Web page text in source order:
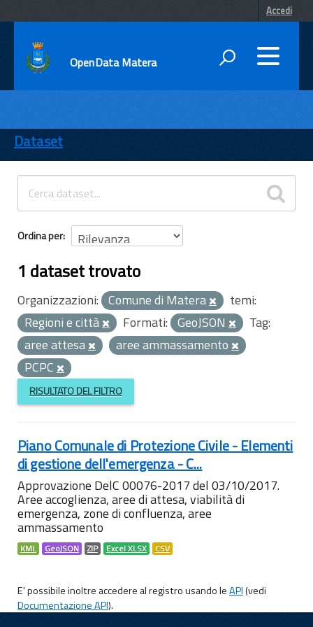
Accedi
OpenData Matera
ENTI
TEMI
INFORMAZIONI
Dataset
Ordina per
1 dataset trovato
Organizzazioni: Comune di Matera
temi:
Regioni e città
Formati: GeoJSON
Tag:
aree attesa
aree ammassamento
PCPC
RISULTATO DEL FILTRO
Piano Comunale di Protezione Civile - Elementi
di gestione dell'emergenza - C...
Approvazione DelC 00076-2017 del 03/10/2017.
Aree accoglienza, aree di attesa, viabilità di
emergenza, zone di confluenza, aree
ammassamento
KML GeoJSON ZIP Excel XLSX CSV
E' possibile inoltre accedere al registro usando leAPI(vedi
Documentazione API).